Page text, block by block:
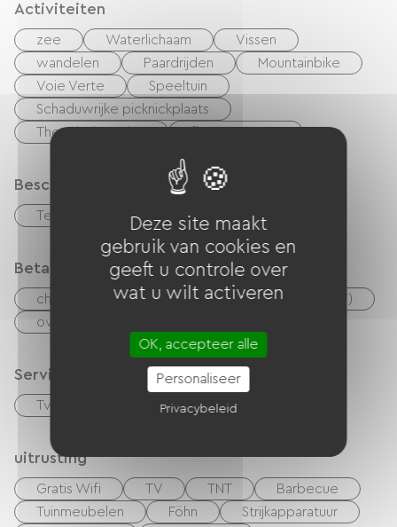
Activiteiten
zee Waterlichaam
Vissen
wandelen
Paardrijden
Mountainbike
Voie Verte
Speeltuin
Schaduwrijke picknickplaats
Thermisch station
Beschrijving
Terras Privé, omheind terrein
Betaalmethoden
checks Geld
Vakantiebonnen (ANCV)
overdracht
Services
Tv kamer
uitrusting
Gratis Wifi TV TNT
Barbecue
Tuinmeubelen
Föhn
Strijkapparatuur
Deze site maakt
gebruik van cookies en
geeft u controle over
wat u wilt activeren
OK, accepteer alle
Personaliseer
Privacybeleid